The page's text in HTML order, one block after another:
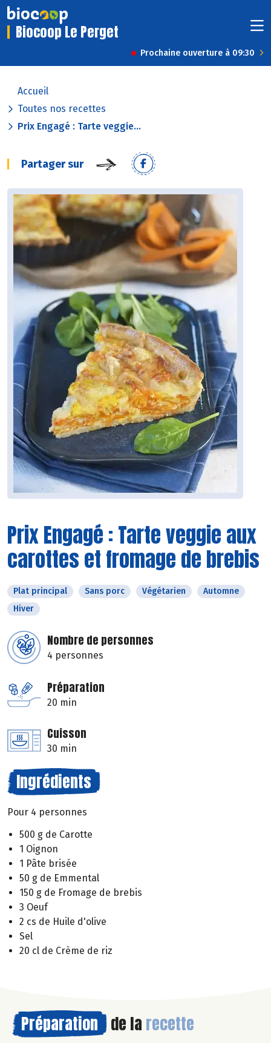
Biocoop Le Perget
Prochaine ouverture à 09:30
Accueil
Toutes nos recettes
Prix Engagé : Tarte veggie...
Partager sur
Prix Engagé : Tarte veggie aux
carottes et fromage de brebis
Plat principal Sans porc Végétarien
Automne
Hiver
Nombre de personnes
4 personnes
Préparation
20 min
Cuisson
30 min
Ingrédients
Pour 4 personnes
500 g de Carotte
1 Oignon
1 Pâte brisée
50 g de Emmental
150 g de Fromage de brebis
3 Oeuf
2 cs de Huile d'olive
Sel
20 cl de Crème de riz
Préparation de la recette